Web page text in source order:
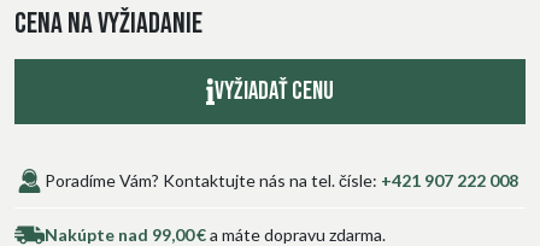
Cena na vyžiadanie
Vyžiadať cenu
Poradíme Vám? Kontaktujte nás na tel. čísle: +421 907 222 008
Nakúpte nad 99,00 €a máte dopravu zdarma.